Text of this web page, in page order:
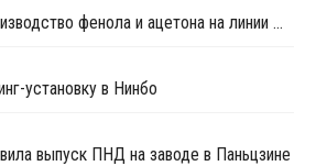
ZPC возобновила производство фенола и ацетона на линии №1 после ремонта
установку в Нинбо
выпуск ПНД на заводе в Паньцзине